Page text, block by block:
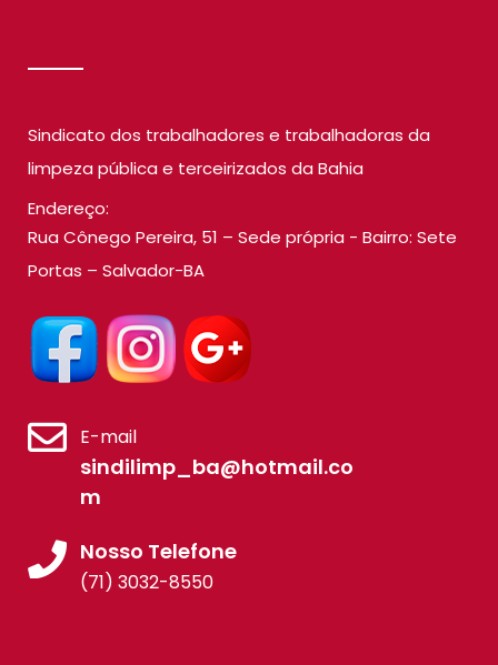
Sindicato dos trabalhadores e trabalhadoras da
limpeza pública e terceirizados da Bahia
Endereço:
Rua Cônego Pereira, 51 – Sede própria - Bairro: Sete
Portas – Salvador-BA
E-mail
sindilimp_ba@hotmail.co
m
Nosso Telefone
(71) 3032-8550